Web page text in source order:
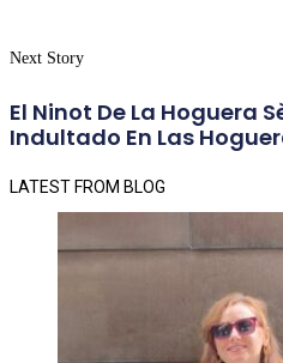
Next Story
El Ninot De La Hoguera
Indultado En Las
LATEST FROM BLOG